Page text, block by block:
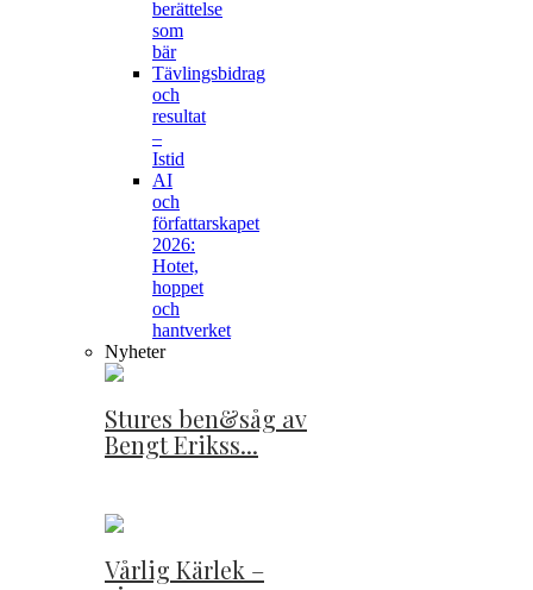
berättelse
som
bär
Tävlingsbidrag
och
resultat
–
Istid
AI
och
författarskapet
2026:
Hotet,
hoppet
och
hantverket
Nyheter
Stures ben&såg av
Bengt Erikss...
Vårlig Kärlek –